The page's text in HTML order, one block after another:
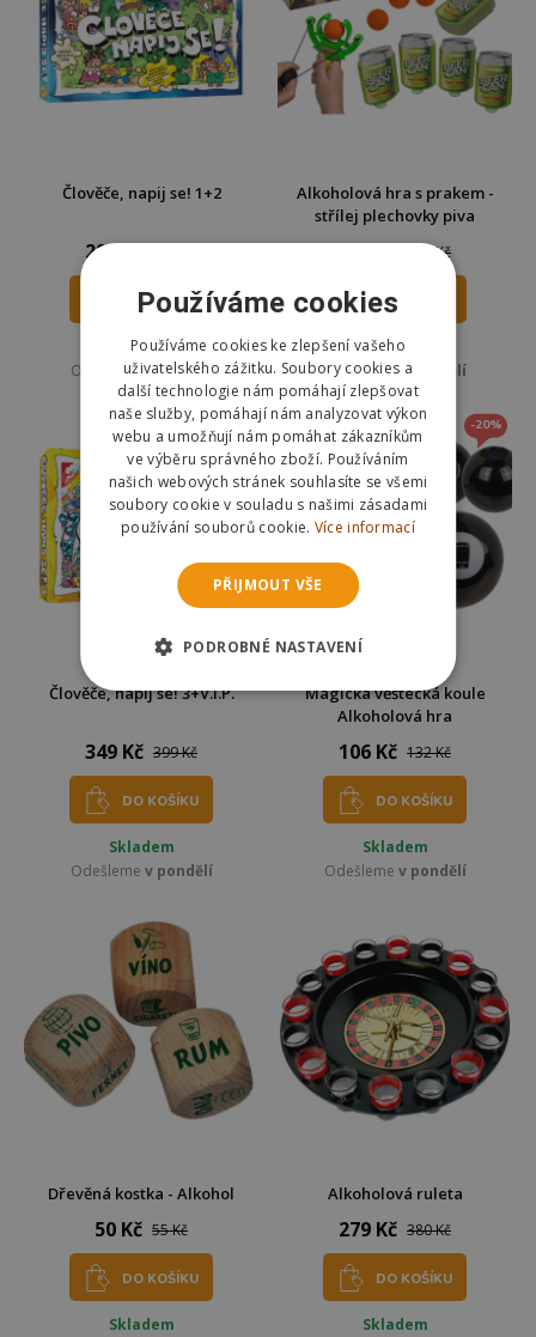
Člověče, napij se! 1+2
299 Kč
DO KOŠÍKU
Skladem
Odešlemev pondělí
Alkoholová hra s prakem -
střílej plechovky piva
161 Kč 215 Kč
DO KOŠÍKU
Skladem
Odešlemev pondělí
Člověče, napij se! 3+V.I.P.
349 Kč 399 Kč
DO KOŠÍKU
Skladem
Odešleme v pondělí
-20%
Magická věštecká koule
Alkoholová hra
106 Kč 132 Kč
DO KOŠÍKU
Skladem
Odešleme v pondělí
Dřevěná kostka - Alkohol
50 Kč 55 Kč
DO KOŠÍKU
Skladem
Alkoholová ruleta
279 Kč 380 Kč
DO KOŠÍKU
Skladem
Používáme cookies
Používáme cookies ke zlepšení vašeho
uživatelského zážitku. Soubory cookies a
další technologie nám pomáhají zlepšovat
naše služby, pomáhají nám analyzovat výkon
webu a umožňují nám pomáhat zákazníkům
ve výběru správného zboží. Používáním
našich webových stránek souhlasíte se všemi
soubory cookie v souladu s našimi zásadami
používání souborů cookie. Více informací
PŘIJMOUT VŠE
PODROBNÉ NASTAVENÍ